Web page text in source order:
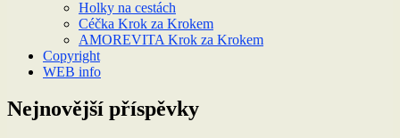
Holky na cestách
Céčka Krok za Krokem
AMOREVITA Krok za Krokem
Copyright
WEB info
Nejnovější příspěvky